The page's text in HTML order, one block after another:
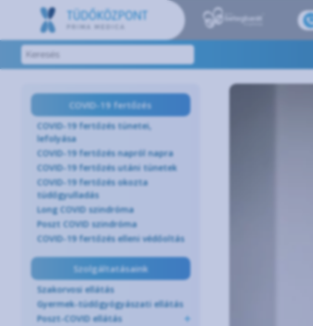
COVID-19 fertőzés
COVID-19 fertőzés tünetei,
lefolyása
COVID-19 fertőzés napról napra
COVID-19 fertőzés utáni tünetek
COVID-19 fertőzés okozta
tüdőgyulladás
Long COVID szindróma
Poszt COVID szindróma
COVID-19 fertőzés elleni védőoltás
Szolgáltatásaink
Szakorvosi ellátás
Gyermek-tüdőgyógyászati ellátás
Poszt-COVID ellátás